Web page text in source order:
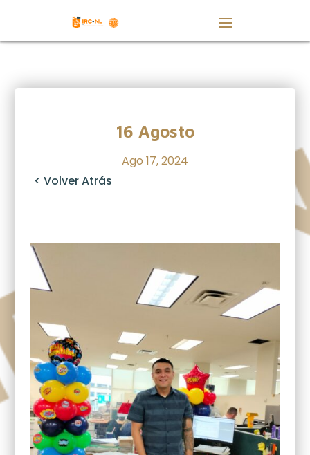
16 Agosto
Ago 17, 2024
< Volver Atrás